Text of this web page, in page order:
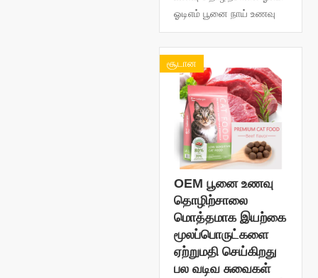
ஓடிஎம் பூனை நாய் உணவு
சூடான
OEM பூனை உணவு
தொழிற்சாலை
மொத்தமாக இயற்கை
மூலப்பொருட்களை
ஏற்றுமதி செய்கிறது
பல வடிவ சுவைகள்